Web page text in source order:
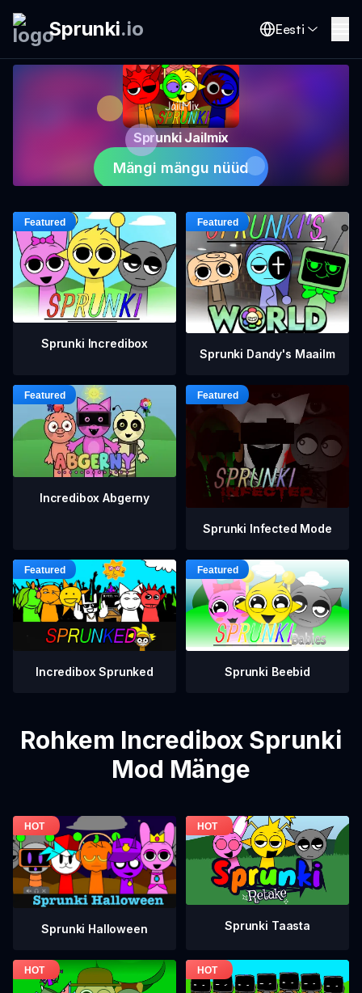
Sprunki.io Eesti
Sprunki Jailmix
Mängi mängu nüüd
Sprunki Incredibox
Sprunki Dandy's Maailm
Incredibox Abgerny
Sprunki Infected Mode
Incredibox Sprunked Sprunki Beebid
Rohkem Incredibox Sprunki
Mod Mänge
Sprunki Halloween Sprunki Taasta